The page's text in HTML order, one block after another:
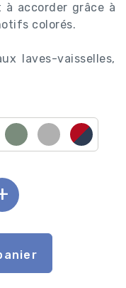
accorder grâce à
colorés.
laves-vaisselles,